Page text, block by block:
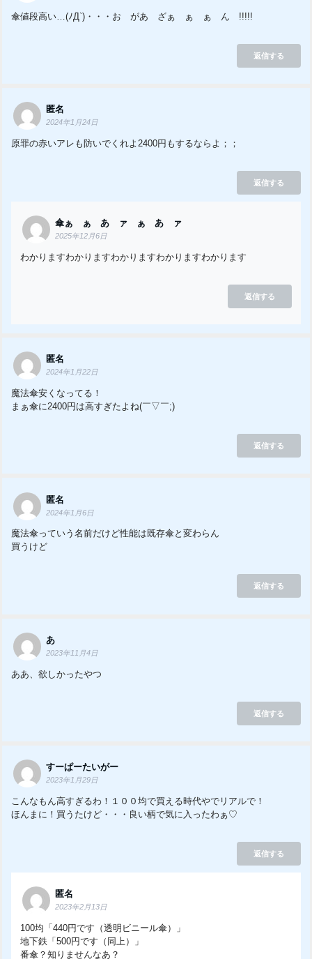
傘値段高い…(ﾉД`)・・・お゙があ゙ざぁ゙ぁ゙ぁ゙ん゙!!!!!
返信する
匿名
2024年1月24日
原罪の赤いアレも防いでくれよ2400円もするならよ；；
返信する
傘ぁ゙ぁ゙あ゙ァ゙ぁ゙あ゙ァ゙
2025年12月6日
わかりますわかりますわかりますわかりますわかります
返信する
匿名
2024年1月22日
魔法傘安くなってる！
まぁ傘に2400円は高すぎたよね(￣▽￣;)
返信する
匿名
2024年1月6日
魔法傘っていう名前だけど性能は既存傘と変わらん
買うけど
返信する
あ
2023年11月4日
ああ、欲しかったやつ
返信する
すーぱーたいがー
2023年1月29日
こんなもん高すぎるわ！１００均で買える時代やでリアルで！
ほんまに！買うたけど・・・良い柄で気に入ったわぁ♡
返信する
匿名
2023年2月13日
100均「440円です（透明ビニール傘）」
地下鉄「500円です（同上）」
番傘？知りませんなあ？